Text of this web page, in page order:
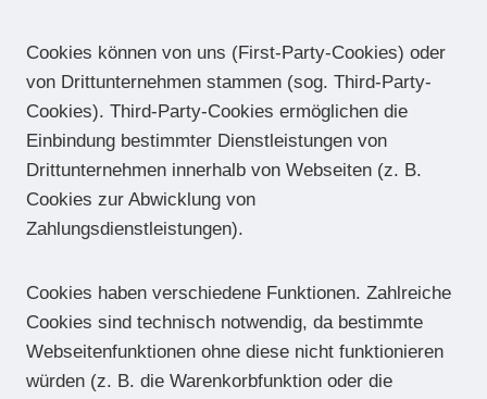
Cookies können von uns (First-Party-Cookies) oder
von Drittunternehmen stammen (sog. Third-Party-
Cookies). Third-Party-Cookies ermöglichen die
Einbindung bestimmter Dienstleistungen von
Drittunternehmen innerhalb von Webseiten (z. B.
Cookies zur Abwicklung von
Zahlungsdienstleistungen).
Cookies haben verschiedene Funktionen. Zahlreiche
Cookies sind technisch notwendig, da bestimmte
Webseitenfunktionen ohne diese nicht funktionieren
würden (z. B. die Warenkorbfunktion oder die